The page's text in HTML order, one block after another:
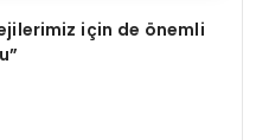
için de önemli
”